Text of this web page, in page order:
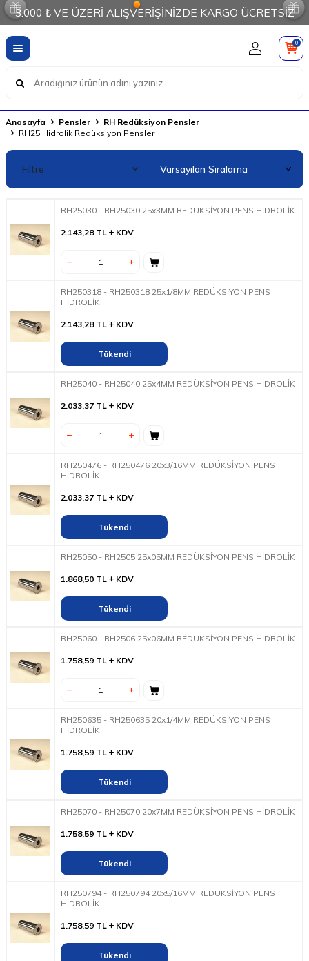
3.000 ₺ VE ÜZERİ ALIŞVERİŞİNİZDE KARGO ÜCRETSİZ
0
Anasayfa Pensler
RH Redüksiyon Pensler
RH25 Hidrolik Redüksiyon Pensler
Filtre
RH25030 - RH25030 25x3MM REDÜKSİYON PENS HİDROLİK
2.143,28TL KDV
RH250318 - RH250318 25x1/8MM REDÜKSİYON PENS
HİDROLİK
2.143,28TL KDV
Tükendi
RH25040 - RH25040 25x4MM REDÜKSİYON PENS HİDROLİK
2.033,37 TL KDV
RH250476 - RH250476 20x3/16MM REDÜKSİYON PENS
HİDROLİK
2.033,37 TL KDV
Tükendi
RH25050 - RH2505 25x05MM REDÜKSİYON PENS HİDROLİK
1.868,50 TL KDV
Tükendi
RH25060 - RH2506 25x06MM REDÜKSİYON PENS HİDROLİK
1.758,59 TL KDV
RH250635 - RH250635 20x1/4MM REDÜKSİYON PENS
HİDROLİK
1.758,59 TL KDV
Tükendi
RH25070 - RH25070 20x7MM REDÜKSİYON PENS HİDROLİK
1.758,59 TL KDV
Tükendi
RH250794 - RH250794 20x5/16MM REDÜKSİYON PENS
HİDROLİK
1.758,59 TL KDV
Tükendi